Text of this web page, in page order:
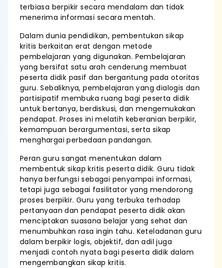
terbiasa berpikir secara mendalam dan tidak
menerima informasi secara mentah.
Dalam dunia pendidikan, pembentukan sikap
kritis berkaitan erat dengan metode
pembelajaran yang digunakan. Pembelajaran
yang bersifat satu arah cenderung membuat
peserta didik pasif dan bergantung pada otoritas
guru. Sebaliknya, pembelajaran yang dialogis dan
partisipatif membuka ruang bagi peserta didik
untuk bertanya, berdiskusi, dan mengemukakan
pendapat. Proses ini melatih keberanian berpikir,
kemampuan berargumentasi, serta sikap
menghargai perbedaan pandangan.
Peran guru sangat menentukan dalam
membentuk sikap kritis peserta didik. Guru tidak
hanya berfungsi sebagai penyampai informasi,
tetapi juga sebagai fasilitator yang mendorong
proses berpikir. Guru yang terbuka terhadap
pertanyaan dan pendapat peserta didik akan
menciptakan suasana belajar yang sehat dan
menumbuhkan rasa ingin tahu. Keteladanan guru
dalam berpikir logis, objektif, dan adil juga
menjadi contoh nyata bagi peserta didik dalam
mengembangkan sikap kritis.